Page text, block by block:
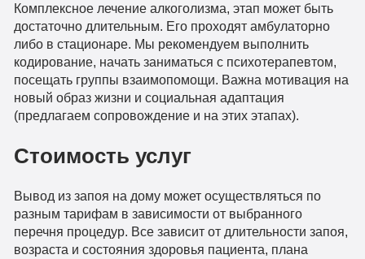
Комплексное лечение алкоголизма, этап может быть
достаточно длительным. Его проходят амбулаторно
либо в стационаре. Мы рекомендуем выполнить
кодирование, начать заниматься с психотерапевтом,
посещать группы взаимопомощи. Важна мотивация на
новый образ жизни и социальная адаптация
(предлагаем сопровождение и на этих этапах).
Стоимость услуг
Вывод из запоя на дому может осуществляться по
разным тарифам в зависимости от выбранного
перечня процедур. Все зависит от длительности запоя,
возраста и состояния здоровья пациента, плана